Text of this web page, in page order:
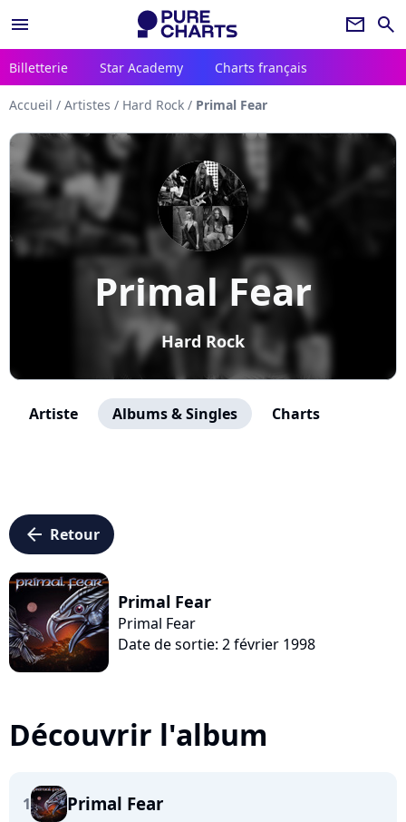
menu newsletter search
Billetterie Star Academy Charts français
Accueil / Artistes / Hard Rock / Primal Fear
Primal Fear
Hard Rock
Artiste Albums & Singles Charts
arrow_left Retour
Primal Fear
Primal Fear
Date de sortie: 2 février 1998
Découvrir l'album
1 Primal Fear